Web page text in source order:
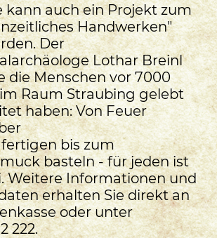
kann auch ein Projekt zum
Handwerken"
Der
Lothar Breinl
die Menschen vor 7000
Raum Straubing gelebt
haben: Von Feuer
bis zum
basteln - für jeden ist
Weitere Informationen und
erhalten Sie direkt an
oder unter
222.